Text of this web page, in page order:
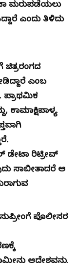
ಮರುಪಡೆಯಲು
ಎಂದು ತಿಳಿದು
ಚಿತ್ರರಂಗದ
ಎಂಬ
ಪ್ರಾಥಮಿಕ
ರಿಟ್ರೀವ್
ಸಾಬೀತಾದರೆ ಆ
ಪೊಲೀಸರ